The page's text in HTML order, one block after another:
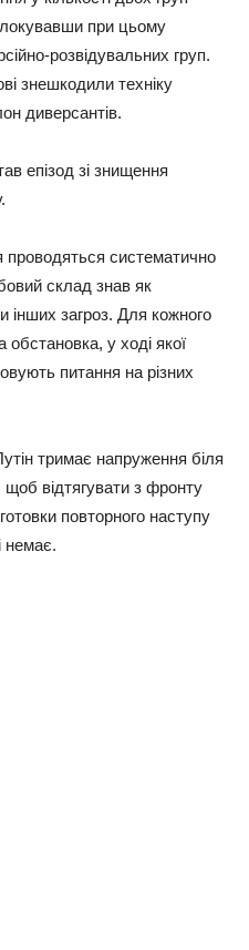
при цьому
розвідувальних груп.
знешкодили техніку
диверсантів.
епізод зі знищення
проводяться систематично
склад знав як
інших загроз. Для кожного
у ході якої
питання на різних
тримає напруження біля
відтягувати з фронту
повторного наступу
немає.